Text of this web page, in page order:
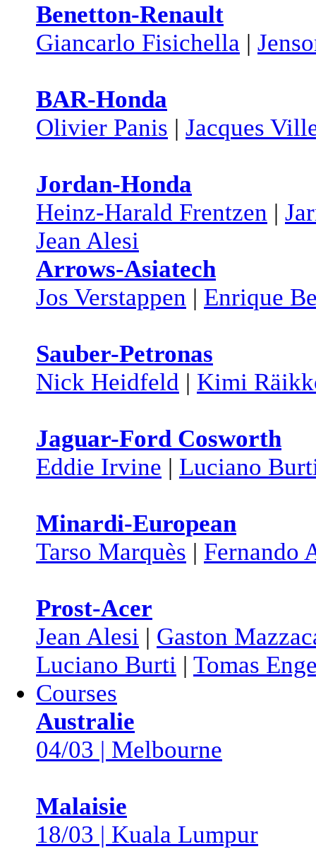
Benetton-Renault
Giancarlo Fisichella |
BAR-Honda
Olivier Panis | Jacques
Jordan-Honda
Heinz-Harald Frentzen |
Jean Alesi
Arrows-Asiatech
Jos Verstappen | Enrique
Sauber-Petronas
Nick Heidfeld | Kimi
Jaguar-Ford Cosworth
Eddie Irvine | Luciano
Minardi-European
Tarso Marquès | Fernando
Prost-Acer
Jean Alesi | Gaston
Luciano Burti | Tomas
Courses
Australie
04/03 | Melbourne
Malaisie
18/03 | Kuala Lumpur